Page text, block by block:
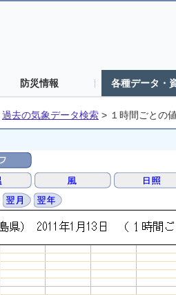
防災情報 各種データ・
過去の気象データ検索 > １時間ごとの